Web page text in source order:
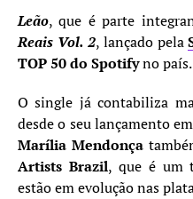
Leão, que é parte
Reais Vol. 2, lançado pela
TOP 50 do Spotifyno país.
O single já contabiliza
desde o seu lançamento em
Marília Mendonça
Artists Brazil, que é um
estão em evolução nas